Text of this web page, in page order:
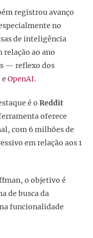
registrou avanço
no
de inteligência
relação ao ano
— reflexo dos
e OpenAI.
é o Reddit
oferece
com 6 milhões de
em relação aos 1
o objetivo é
de busca da
funcionalidade